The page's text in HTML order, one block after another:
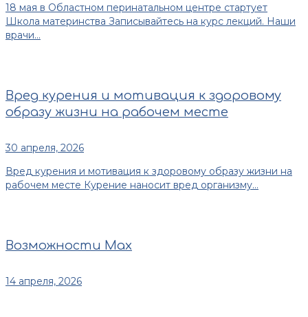
18 мая в Областном перинатальном центре стартует
Школа материнства Записывайтесь на курс лекций. Наши
врачи...
Вред курения и мотивация к здоровому
образу жизни на рабочем месте
30 апреля, 2026
Вред курения и мотивация к здоровому образу жизни на
рабочем месте Курение наносит вред организму...
Возможности Max
14 апреля, 2026